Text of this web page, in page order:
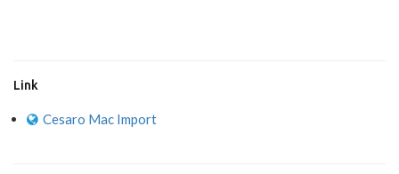
Link
Cesaro Mac Import